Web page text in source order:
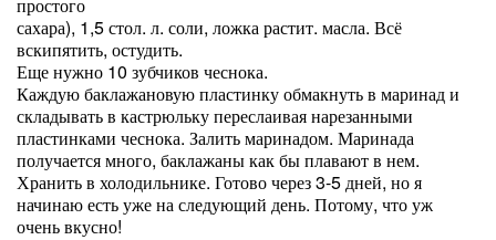
сахара), 1,5 стол. л. соли, ложка растит. масла. Всё
вскипятить, остудить.
Еще нужно 10 зубчиков чеснока.
Каждую баклажановую пластинку обмакнуть в маринад и
складывать в кастрюльку переслаивая нарезанными
пластинками чеснока. Залить маринадом. Маринада
получается много, баклажаны как бы плавают в нем.
Хранить в холодильнике. Готово через 3-5 дней, но я
начинаю есть уже на следующий день. Потому, что уж
очень вкусно!